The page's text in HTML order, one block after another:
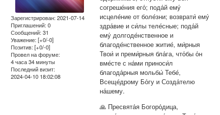
Зарегистрирован: 2021-07-14
Приглашений:0
Сообщений:31
Уважение: [+0/-0]
Позитив: [+0/-0]
Провел на форуме:
4 часа 34 минуты
Последний визит:
2024-04-10 18:02:08
согреше́ния его́; пода́й ему́
исцеле́ние от боле́зни; возврати́ ему́
здра́вие и си́лы теле́сные; пода́й
ему́ долгоде́нственное и
благоде́нственное житие́, ми́рныя
Твои́ и преми́рныя бла́га, что́бы о́н
вме́сте с на́ми приноси́л
благода́рныя мольбы́ Тебе́,
Всеще́дрому Бо́гу и Созда́телю
на́шему.
🙏 Пресвята́я Богоро́дица,